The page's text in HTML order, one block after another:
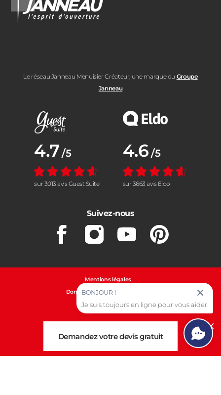
Le réseau Janneau Menuisier Créateur, une marque du Groupe
Janneau
Note moyenne :
4.7 /5
sur 3013 avis Guest Suite
Note moyenne :
4.6 /5
sur 3663 avis Eldo
Suivez-nous
FacebookInstagramYoutubePinterest
Mentions légales
Données personnelles et cookies
Gestion des cookies
Demandez votre devis gratuit
1
BONJOUR !
Je suis toujours en ligne pour vous aider.